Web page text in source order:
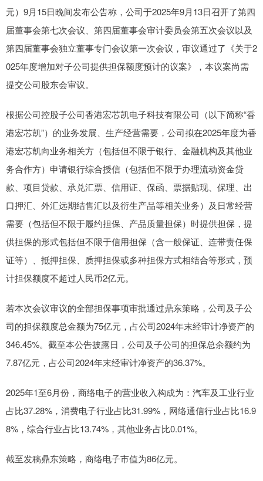
元）9月15日晚间发布公告称，公司于2025年9月13日召开了第四
届董事会第七次会议、第四届董事会审计委员会第五次会议以及
第四届董事会独立董事专门会议第一次会议，审议通过了《关于2
025年度增加对子公司提供担保额度预计的议案》，本议案尚需
提交公司股东会审议。
根据公司控股子公司香港宏芯凯电子科技有限公司（以下简称“香
港宏芯凯”）的业务发展、生产经营需要，公司拟在2025年度为香
港宏芯凯向业务相关方（包括但不限于银行、金融机构及其他业
务合作方）申请银行综合授信（包括但不限于办理流动资金贷
款、项目贷款、承兑汇票、信用证、保函、票据贴现、保理、出
口押汇、外汇远期结售汇以及衍生产品等相关业务）及日常经营
需要（包括但不限于履约担保、产品质量担保）时提供担保，提
供担保的形式包括但不限于信用担保（含一般保证、连带责任保
证等）、抵押担保、质押担保或多种担保方式相结合等形式，预
计担保额度不超过人民币2亿元。
若本次会议审议的全部担保事项审批通过鼎东策略，公司及子公
司的担保额度总金额为75亿元，占公司2024年末经审计净资产的
346.45%。截至本公告披露日，公司及子公司的担保总余额约为
7.87亿元，占公司2024年末经审计净资产的36.37%。
2025年1至6月份，商络电子的营业收入构成为：汽车及工业行业
占比37.28%，消费电子行业占比31.99%，网络通信行业占比16.9
8%，综合行业占比13.74%，其他业务占比0.01%。
截至发稿鼎东策略，商络电子市值为86亿元。